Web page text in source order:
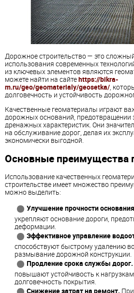
Дорожное строительство — это
использования современных
из ключевых элементов являются
можете найти на сайтеhttps://bikra-
m.ru/geo/geomaterialy/geosetka/,
долговечность и устойчивость
Качественные геоматериалы играют
дорожных оснований, предотвращении
дренажных характеристик. Они
на обслуживание дорог, делая их
экономически выгодной.
Основные преимущества
Использование качественных
строительстве имеет множество
можно выделить:
Улучшение прочности
укрепляют основание дороги,
деформации.
Эффективное управление
способствуют быстрому удалению
размывание дорожной конструкции.
Продление срока службы дорог.
повышают устойчивость к
долговечность покрытия.
Снижение затрат на ремонт.